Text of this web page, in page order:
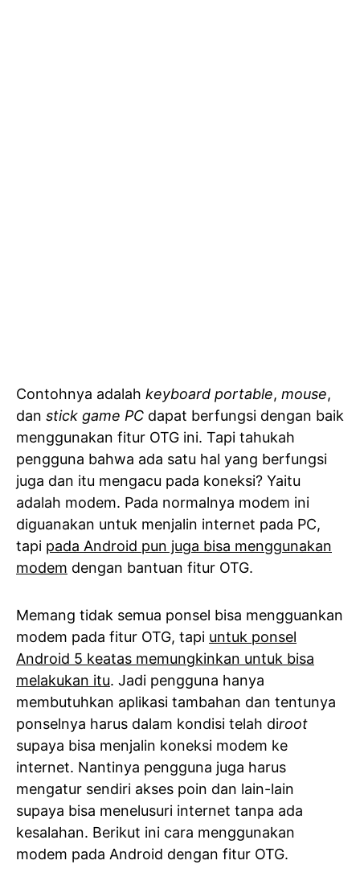
Contohnya adalah keyboard portable, mouse,
dan stick game PC dapat berfungsi dengan baik
menggunakan fitur OTG ini. Tapi tahukah
pengguna bahwa ada satu hal yang berfungsi
juga dan itu mengacu pada koneksi? Yaitu
adalah modem. Pada normalnya modem ini
diguanakan untuk menjalin internet pada PC,
tapi pada Android pun juga bisa menggunakan
modem dengan bantuan fitur OTG.
Memang tidak semua ponsel bisa mengguankan
modem pada fitur OTG, tapi untuk ponsel
Android 5 keatas memungkinkan untuk bisa
melakukan itu. Jadi pengguna hanya
membutuhkan aplikasi tambahan dan tentunya
ponselnya harus dalam kondisi telah diroot
supaya bisa menjalin koneksi modem ke
internet. Nantinya pengguna juga harus
mengatur sendiri akses poin dan lain-lain
supaya bisa menelusuri internet tanpa ada
kesalahan. Berikut ini cara menggunakan
modem pada Android dengan fitur OTG.